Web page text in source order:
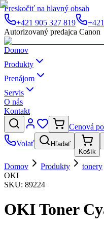
Preskočiť na hlavný obsah
+421 905 327 819
Autorizovaný predajca Canon
Domov
Produkty
Prenájom
Servis
O nás
Kontakt
Cenová
Volať
Hľadať
Košík
Domov Produkty tonery
OKI
SKU: 89224
OKI Toner